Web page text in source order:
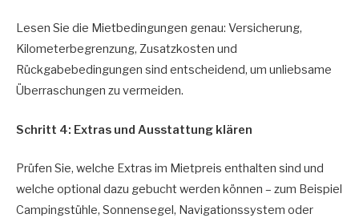
Lesen Sie die Mietbedingungen genau: Versicherung,
Kilometerbegrenzung, Zusatzkosten und
Rückgabebedingungen sind entscheidend, um unliebsame
Überraschungen zu vermeiden.
Schritt 4: Extras und Ausstattung klären
Prüfen Sie, welche Extras im Mietpreis enthalten sind und
welche optional dazu gebucht werden können – zum Beispiel
Campingstühle, Sonnensegel, Navigationssystem oder